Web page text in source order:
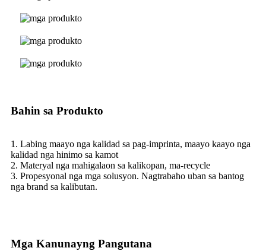
Bahin sa Produkto
1. Labing maayo nga kalidad sa pag-imprinta, maayo kaayo nga
kalidad nga hinimo sa kamot
2. Materyal nga mahigalaon sa kalikopan, ma-recycle
3. Propesyonal nga mga solusyon. Nagtrabaho uban sa bantog
nga brand sa kalibutan.
Mga Kanunayng Pangutana